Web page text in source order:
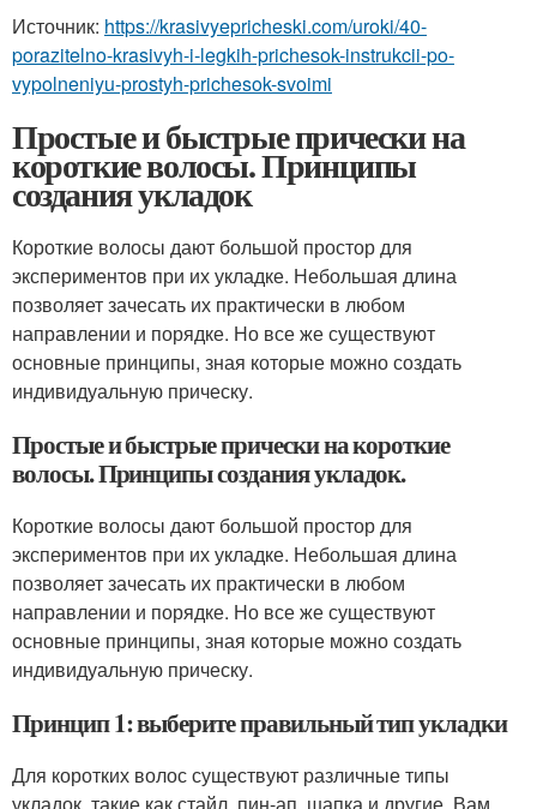
Источник: https://krasivyepricheski.com/uroki/40-
porazitelno-krasivyh-i-legkih-prichesok-instrukcii-po-
vypolneniyu-prostyh-prichesok-svoimi
Простые и быстрые прически на
короткие волосы. Принципы
создания укладок
Короткие волосы дают большой простор для
экспериментов при их укладке. Небольшая длина
позволяет зачесать их практически в любом
направлении и порядке. Но все же существуют
основные принципы, зная которые можно создать
индивидуальную прическу.
Простые и быстрые прически на короткие
волосы. Принципы создания укладок.
Короткие волосы дают большой простор для
экспериментов при их укладке. Небольшая длина
позволяет зачесать их практически в любом
направлении и порядке. Но все же существуют
основные принципы, зная которые можно создать
индивидуальную прическу.
Принцип 1: выберите правильный тип укладки
Для коротких волос существуют различные типы
укладок, такие как стайл, пин-ап, шапка и другие. Вам